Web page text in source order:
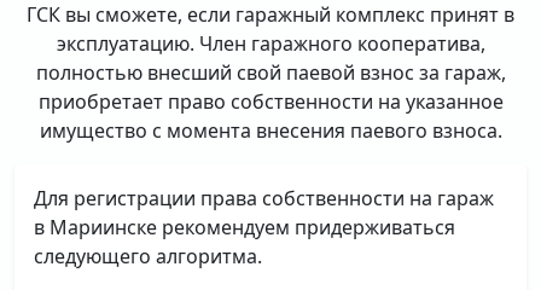
ГСК вы сможете, если гаражный комплекс принят в
эксплуатацию. Член гаражного кооператива,
полностью внесший свой паевой взнос за гараж,
приобретает право собственности на указанное
имущество с момента внесения паевого взноса.
Для регистрации права собственности на гараж
в Мариинске рекомендуем придерживаться
следующего алгоритма.